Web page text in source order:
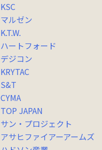
KSC
マルゼン
K.T.W.
ハートフォード
デジコン
KRYTAC
S&T
CYMA
TOP JAPAN
サン・プロジェクト
アサヒファイアーアームズ